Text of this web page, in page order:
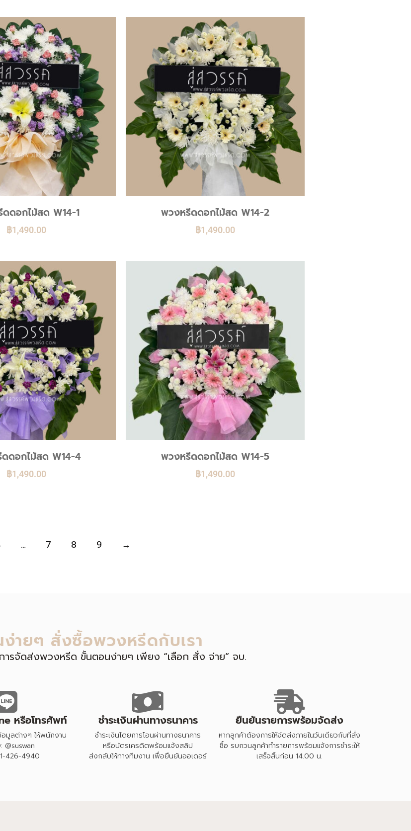
ดอกไม้สด W14-1
฿1,490.00
พวงหรีดดอกไม้สด W14-2
฿1,490.00
ดอกไม้สด W14-4
฿1,490.00
พวงหรีดดอกไม้สด W14-5
฿1,490.00
… 7 8 9 →
ายๆ สั่งซื้อพวงหรีดกับเรา
ารจัดส่งพวงหรีด ขั้นตอนง่ายๆ เพียง “เลือก สั่ง จ่าย” จบ.
หรือโทรศัพท์
อมูลต่างๆ ให้พนักงาน
@suswan
426-4940
ชำระเงินผ่านทางธนาคาร
ชำระเงินโดยการโอนผ่านทางธนาคาร
หรือบัตรเครดิตพร้อมแจ้งสลิป
ส่งกลับให้ทางทีมงาน เพื่อยืนยันออเดอร์
ยืนยันรายการพร้อมจัดส่ง
หากลูกค้าต้องการให้จัดส่งภายในวันเดียวกับที่สั่ง
ซื้อ รบกวนลูกค้าทำรายการพร้อมแจ้งการชำระให้
เสร็จสิ้นก่อน 14.00 น.